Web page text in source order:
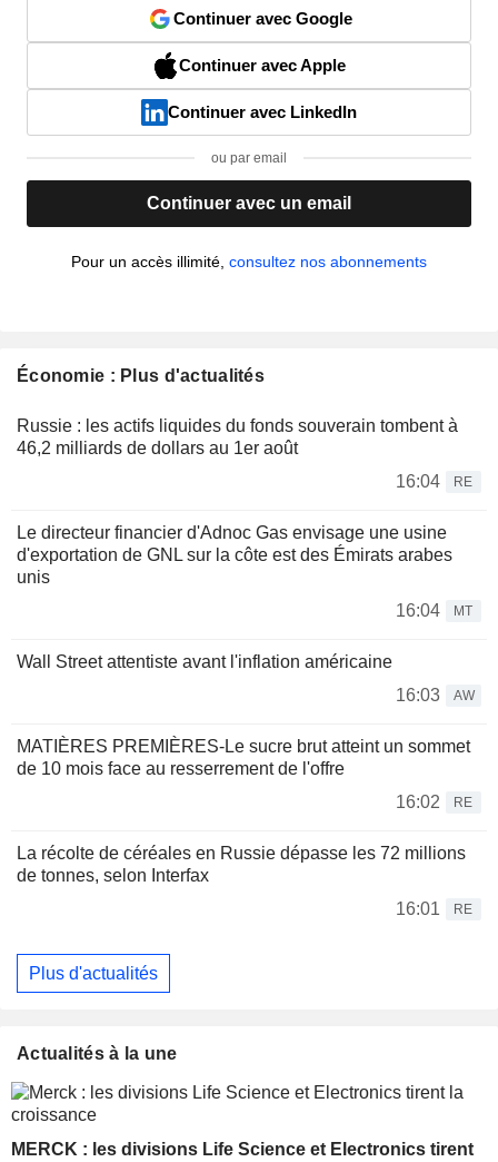
Continuer avec Google
Continuer avec Apple
Continuer avec LinkedIn
ou par email
Continuer avec un email
Pour un accès illimité, consultez nos abonnements
Économie : Plus d'actualités
Russie : les actifs liquides du fonds souverain tombent à
46,2 milliards de dollars au 1er août
16:04
RE
Le directeur financier d'Adnoc Gas envisage une usine
d'exportation de GNL sur la côte est des Émirats arabes
unis
16:04
MT
Wall Street attentiste avant l'inflation américaine
16:03
AW
MATIÈRES PREMIÈRES-Le sucre brut atteint un sommet
de 10 mois face au resserrement de l'offre
16:02
RE
La récolte de céréales en Russie dépasse les 72 millions
de tonnes, selon Interfax
16:01
RE
Plus d'actualités
Actualités à la une
MERCK : les divisions Life Science et Electronics tirent